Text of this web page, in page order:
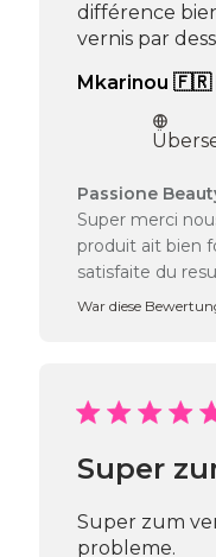
différence
vernis par
Mkarinou 🇫🇷
Passione
Super merci
produit ait bien
satisfaite du
War diese
Super
Super zum
probleme.